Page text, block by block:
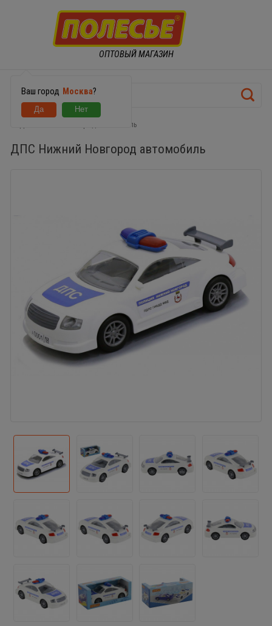
ОПТОВЫЙ МАГАЗИН
Ваш город Москва?
ДПС Нижний Новгород автомобиль
ДПС Нижний Новгород автомобиль